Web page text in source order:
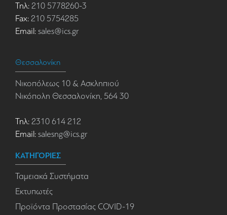
Τηλ: 210 5778260-3
Fax: 210 5754285
Email: sales@ics.gr
Θεσσαλονίκη
Νικοπόλεως 10 & Ασκληπιού
Νικόπολη Θεσσαλονίκη, 564 30
Τηλ: 2310 614 212
Email: salesng@ics.gr
ΚΑΤΗΓΟΡΙΕΣ
Ταμειακά Συστήματα
Εκτυπωτές
Προϊόντα Προστασίας COVID-19